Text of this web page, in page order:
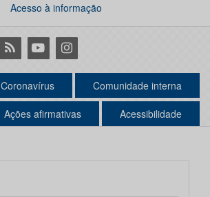
Acesso à informação
RSS YoutubeInstagram
Coronavírus Comunidade interna
Ações afirmativas Acessibilidade